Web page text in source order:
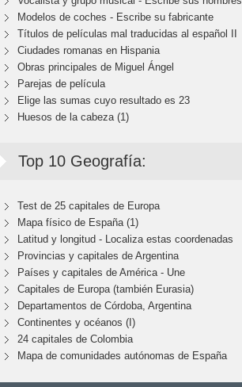
Modelos de coches - Escribe su fabricante
Títulos de películas mal traducidas al español II
Ciudades romanas en Hispania
Obras principales de Miguel Ángel
Parejas de película
Elige las sumas cuyo resultado es 23
Huesos de la cabeza (1)
Top 10 Geografía:
Test de 25 capitales de Europa
Mapa físico de España (1)
Latitud y longitud - Localiza estas coordenadas
Provincias y capitales de Argentina
Países y capitales de América - Une
Capitales de Europa (también Eurasia)
Departamentos de Córdoba, Argentina
Continentes y océanos (I)
24 capitales de Colombia
Mapa de comunidades autónomas de España